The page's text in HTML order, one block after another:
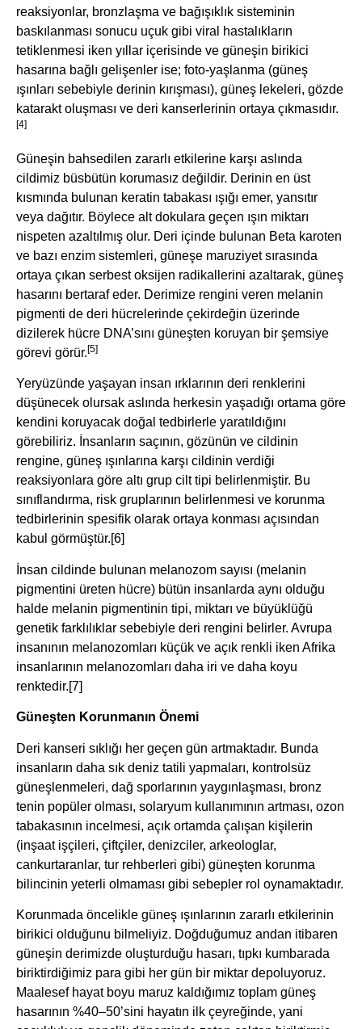
reaksiyonlar, bronzlaşma ve bağışıklık sisteminin
baskılanması sonucu uçuk gibi viral hastalıkların
tetiklenmesi iken yıllar içerisinde ve güneşin birikici
hasarına bağlı gelişenler ise; foto-yaşlanma (güneş
ışınları sebebiyle derinin kırışması), güneş lekeleri, gözde
katarakt oluşması ve deri kanserlerinin ortaya çıkmasıdır.
[4]
Güneşin bahsedilen zararlı etkilerine karşı aslında
cildimiz büsbütün korumasız değildir. Derinin en üst
kısmında bulunan keratin tabakası ışığı emer, yansıtır
veya dağıtır. Böylece alt dokulara geçen ışın miktarı
nispeten azaltılmış olur. Deri içinde bulunan Beta karoten
ve bazı enzim sistemleri, güneşe maruziyet sırasında
ortaya çıkan serbest oksijen radikallerini azaltarak, güneş
hasarını bertaraf eder. Derimize rengini veren melanin
pigmenti de deri hücrelerinde çekirdeğin üzerinde
dizilerek hücre DNA’sını güneşten koruyan bir şemsiye
görevi görür.[5]
Yeryüzünde yaşayan insan ırklarının deri renklerini
düşünecek olursak aslında herkesin yaşadığı ortama göre
kendini koruyacak doğal tedbirlerle yaratıldığını
görebiliriz. İnsanların saçının, gözünün ve cildinin
rengine, güneş ışınlarına karşı cildinin verdiği
reaksiyonlara göre altı grup cilt tipi belirlenmiştir. Bu
sınıflandırma, risk gruplarının belirlenmesi ve korunma
tedbirlerinin spesifik olarak ortaya konması açısından
kabul görmüştür.[6]
İnsan cildinde bulunan melanozom sayısı (melanin
pigmentini üreten hücre) bütün insanlarda aynı olduğu
halde melanin pigmentinin tipi, miktarı ve büyüklüğü
genetik farklılıklar sebebiyle deri rengini belirler. Avrupa
insanının melanozomları küçük ve açık renkli iken Afrika
insanlarının melanozomları daha iri ve daha koyu
renktedir.[7]
Güneşten Korunmanın Önemi
Deri kanseri sıklığı her geçen gün artmaktadır. Bunda
insanların daha sık deniz tatili yapmaları, kontrolsüz
güneşlenmeleri, dağ sporlarının yaygınlaşması, bronz
tenin popüler olması, solaryum kullanımının artması, ozon
tabakasının incelmesi, açık ortamda çalışan kişilerin
(inşaat işçileri, çiftçiler, denizciler, arkeologlar,
cankurtaranlar, tur rehberleri gibi) güneşten korunma
bilincinin yeterli olmaması gibi sebepler rol oynamaktadır.
Korunmada öncelikle güneş ışınlarının zararlı etkilerinin
birikici olduğunu bilmeliyiz. Doğduğumuz andan itibaren
güneşin derimizde oluşturduğu hasarı, tıpkı kumbarada
biriktirdiğimiz para gibi her gün bir miktar depoluyoruz.
Maalesef hayat boyu maruz kaldığımız toplam güneş
hasarının %40–50’sini hayatın ilk çeyreğinde, yani